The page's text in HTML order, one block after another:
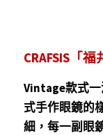
CRAFSIS「
Vintage款式
式手作眼鏡的
細，每一副眼